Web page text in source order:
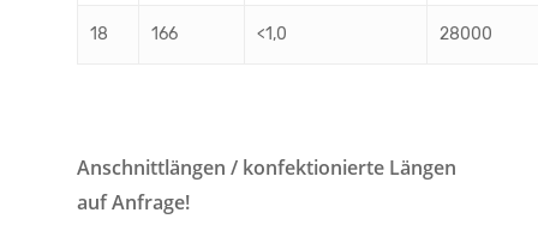
18 166 <1,0 28000
Anschnittlängen / konfektionierte Längen
auf Anfrage!